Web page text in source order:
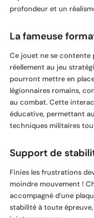
profondeur et un
La fameuse
Ce jouet ne se contente
réellement au jeu
pourront mettre en
légionnaires romains,
au combat. Cette
éducative, permettant
techniques militaires
Support de
Finies les frustrations
moindre mouvement !
accompagné d’une
stabilité à toute